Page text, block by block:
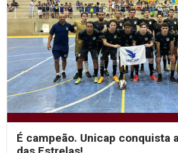
É campeão. Unicap conquista